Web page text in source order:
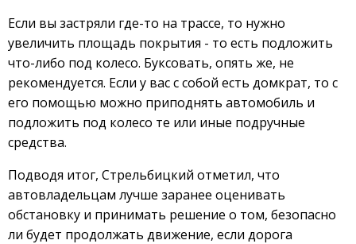
Если вы застряли где-то на трассе, то нужно
увеличить площадь покрытия - то есть подложить
что-либо под колесо. Буксовать, опять же, не
рекомендуется. Если у вас с собой есть домкрат, то с
его помощью можно приподнять автомобиль и
подложить под колесо те или иные подручные
средства.
Подводя итог, Стрельбицкий отметил, что
автовладельцам лучше заранее оценивать
обстановку и принимать решение о том, безопасно
ли будет продолжать движение, если дорога